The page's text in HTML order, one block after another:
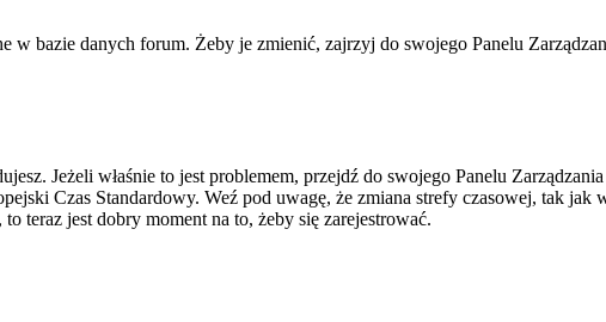
w bazie danych forum. Żeby je zmienić, zajrzyj do swojego Panelu
Jeżeli właśnie to jest problemem, przejdź do swojego Panelu
Czas Standardowy. Weź pod uwagę, że zmiana strefy czasowej, tak jak
teraz jest dobry moment na to, żeby się zarejestrować.